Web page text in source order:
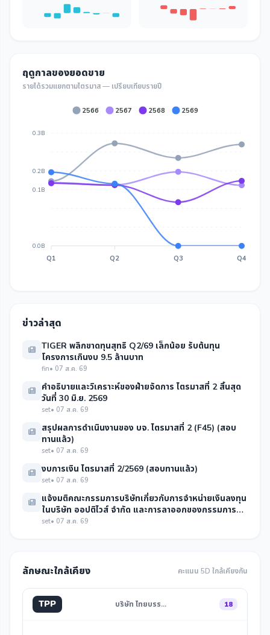
ฤดูกาลของยอดขาย
รายได้รวมแยกตามไตรมาส — เปรียบเทียบรายปี
2566 2567 2568 2569
0.3B
0.2B
0.1B
0.0B
Q1 Q2 Q3 Q4
ข่าวล่าสุด
TIGER พลิกขาดทุนสุทธิ Q2/69 เล็กน้อย รับต้นทุน
โครงการเกินงบ 9.5 ล้านบาท
fin• 07 ส.ค. 69
คำอธิบายและวิเคราะห์ของฝ่ายจัดการ ไตรมาสที่ 2 สิ้นสุด
วันที่ 30 มิ.ย. 2569
set• 07 ส.ค. 69
สรุปผลการดำเนินงานของ บจ. ไตรมาสที่ 2 (F45) (สอบ
ทานแล้ว)
set• 07 ส.ค. 69
งบการเงิน ไตรมาสที่ 2/2569 (สอบทานแล้ว)
set• 07 ส.ค. 69
แจ้งมติคณะกรรมการบริษัทเกี่ยวกับการจำหน่ายเงินลงทุน
ในบริษัท ออปติไวส์ จำกัด และการลาออกของกรรมการ
บริษัท
set• 07 ส.ค. 69
ลักษณะใกล้เคียง คะแนน 5D ใกล้เคียงกัน
TPP บริษัท ไทยบรร… 18